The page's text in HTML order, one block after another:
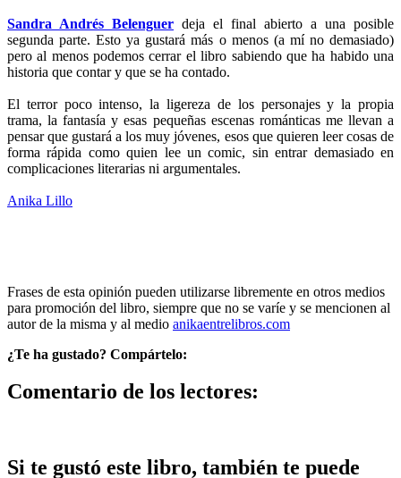
Sandra Andrés Belenguer deja el final abierto a una posible
segunda parte. Esto ya gustará más o menos (a mí no demasiado)
pero al menos podemos cerrar el libro sabiendo que ha habido una
historia que contar y que se ha contado.
El terror poco intenso, la ligereza de los personajes y la propia
trama, la fantasía y esas pequeñas escenas románticas me llevan a
pensar que gustará a los muy jóvenes, esos que quieren leer cosas de
forma rápida como quien lee un comic, sin entrar demasiado en
complicaciones literarias ni argumentales.
Anika Lillo
Frases de esta opinión pueden utilizarse libremente en otros medios
para promoción del libro, siempre que no se varíe y se mencionen al
autor de la misma y al medio anikaentrelibros.com
¿Te ha gustado? Compártelo:
Comentario de los lectores:
Si te gustó este libro, también te puede